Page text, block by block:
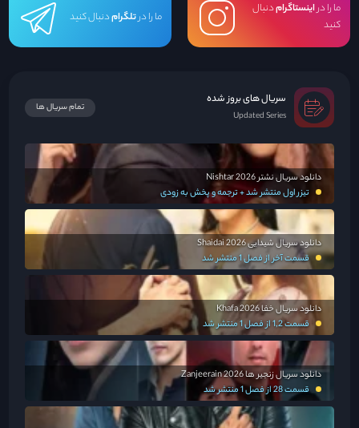
ما را دراینستاگرامدنبال
کنید
ما را درتلگرامدنبال کنید
سریال های بروز شده
Updated Series
تمام سریال ها
دانلود سریال نشتر Nishtar 2026
تیزر اول منتشر شد + ترجمه و پخش به زودی
دانلود سریال شیدایی Shaidai 2026
قسمت آخر از فصل 1 منتشر شد
دانلود سریال خفا Khafa 2026
قسمت 1,2 از فصل 1 منتشر شد
دانلود سریال زنجیر ها Zanjeerain 2026
قسمت 28 از فصل 1 منتشر شد